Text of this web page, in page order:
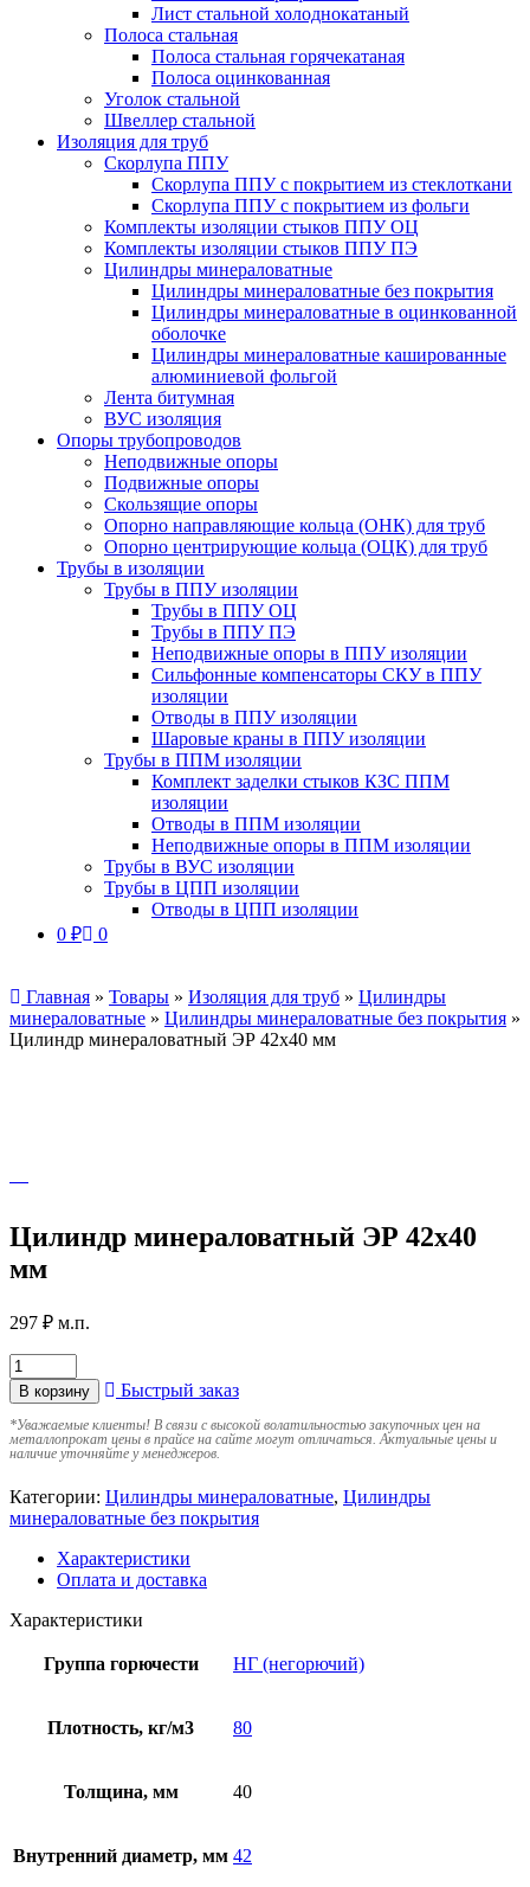
Лист стальной холоднокатаный
Полоса стальная
Полоса стальная горячекатаная
Полоса оцинкованная
Уголок стальной
Швеллер стальной
Изоляция для труб
Скорлупа ППУ
Скорлупа ППУ с покрытием из стеклоткани
Скорлупа ППУ с покрытием из фольги
Комплекты изоляции стыков ППУ ОЦ
Комплекты изоляции стыков ППУ ПЭ
Цилиндры минераловатные
Цилиндры минераловатные без покрытия
Цилиндры минераловатные в оцинкованной
оболочке
Цилиндры минераловатные кашированные
алюминиевой фольгой
Лента битумная
ВУС изоляция
Опоры трубопроводов
Неподвижные опоры
Подвижные опоры
Скользящие опоры
Опорно направляющие кольца (ОНК) для труб
Опорно центрирующие кольца (ОЦК) для труб
Трубы в изоляции
Трубы в ППУ изоляции
Трубы в ППУ ОЦ
Трубы в ППУ ПЭ
Неподвижные опоры в ППУ изоляции
Сильфонные компенсаторы СКУ в ППУ
изоляции
Отводы в ППУ изоляции
Шаровые краны в ППУ изоляции
Трубы в ППМ изоляции
Комплект заделки стыков КЗС ППМ
изоляции
Отводы в ППМ изоляции
Неподвижные опоры в ППМ изоляции
Трубы в ВУС изоляции
Трубы в ЦПП изоляции
Отводы в ЦПП изоляции
0 ₽ 0
Главная » Товары » Изоляция для труб » Цилиндры
минераловатные » Цилиндры минераловатные без покрытия »
Цилиндр минераловатный ЭР 42х40 мм
Цилиндр минераловатный ЭР 42х40
мм
297 ₽ м.п.
В корзину Быстрый заказ
*Уважаемые клиенты! В связи с высокой волатильностью закупочных цен на
металлопрокат цены в прайсе на сайте могут отличаться. Актуальные цены и
наличие уточняйте у менеджеров.
Категории: Цилиндры минераловатные, Цилиндры
минераловатные без покрытия
Характеристики
Оплата и доставка
Характеристики
Группа горючести НГ (негорючий)
Плотность, кг/м3 80
Толщина, мм 40
Внутренний диаметр, мм 42